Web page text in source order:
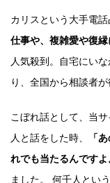
カリスという大手電
仕事や、複雑愛や復縁
人気殺到。自宅にい
り、全国から相談者が
こぼれ話として、当
人と話をした時、
「
れでも当たるんですよ
ました。 何千人とい